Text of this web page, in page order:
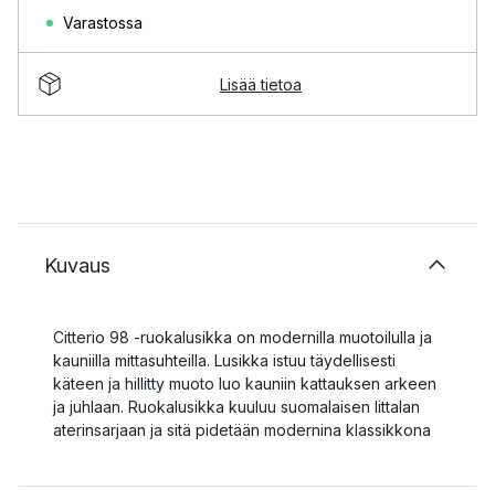
Varastossa
Lisää tietoa
Kuvaus
Citterio 98 -ruokalusikka on modernilla muotoilulla ja
kauniilla mittasuhteilla. Lusikka istuu täydellisesti
käteen ja hillitty muoto luo kauniin kattauksen arkeen
ja juhlaan. Ruokalusikka kuuluu suomalaisen Iittalan
aterinsarjaan ja sitä pidetään modernina klassikkona